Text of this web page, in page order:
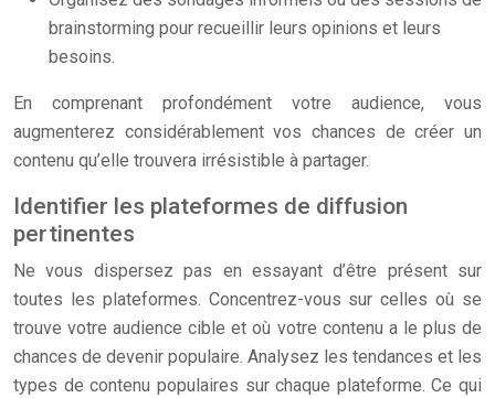
brainstorming pour recueillir leurs opinions et leurs
besoins.
En comprenant profondément votre audience, vous
augmenterez considérablement vos chances de créer un
contenu qu’elle trouvera irrésistible à partager.
Identifier les plateformes de diffusion
pertinentes
Ne vous dispersez pas en essayant d’être présent sur
toutes les plateformes. Concentrez-vous sur celles où se
trouve votre audience cible et où votre contenu a le plus de
chances de devenir populaire. Analysez les tendances et les
types de contenu populaires sur chaque plateforme. Ce qui